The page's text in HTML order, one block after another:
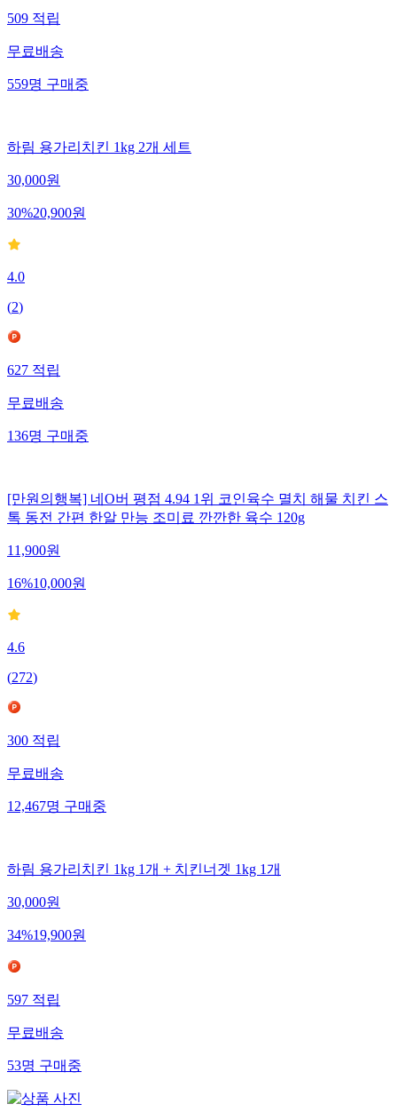
509 적립
무료배송
559명 구매중
하림 용가리치킨 1kg 2개 세트
30,000원
30%20,900원
4.0
(2)
627적립
무료배송
136명구매중
[만원의행복] 네O버 평점 4.94 1위 코인육수 멸치 해물 치킨 스
톡 동전 간편 한알 만능 조미료 깐깐한 육수 120g
11,900원
16%10,000원
4.6
(272)
300적립
무료배송
12,467명구매중
하림 용가리치킨 1kg 1개 + 치킨너겟 1kg 1개
30,000원
34%19,900원
597적립
무료배송
53명구매중